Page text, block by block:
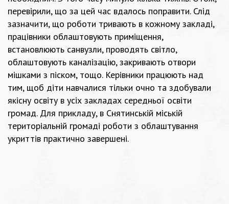
перевірили, що за цей час вдалось поправити. Слід
зазначити, що роботи тривають в кожному закладі,
працівники облаштовують приміщення,
встановлюють санвузли, проводять світло,
облаштовують каналізацію, закривають отвори
мішками з піском, тощо. Керівники працюють над
тим, щоб діти навчалися тільки очно та здобували
якісну освіту в усіх закладах середньої освіти
громад. Для прикладу, в Снятинській міській
територіальній громаді роботи з облаштування
укриттів практично завершені.